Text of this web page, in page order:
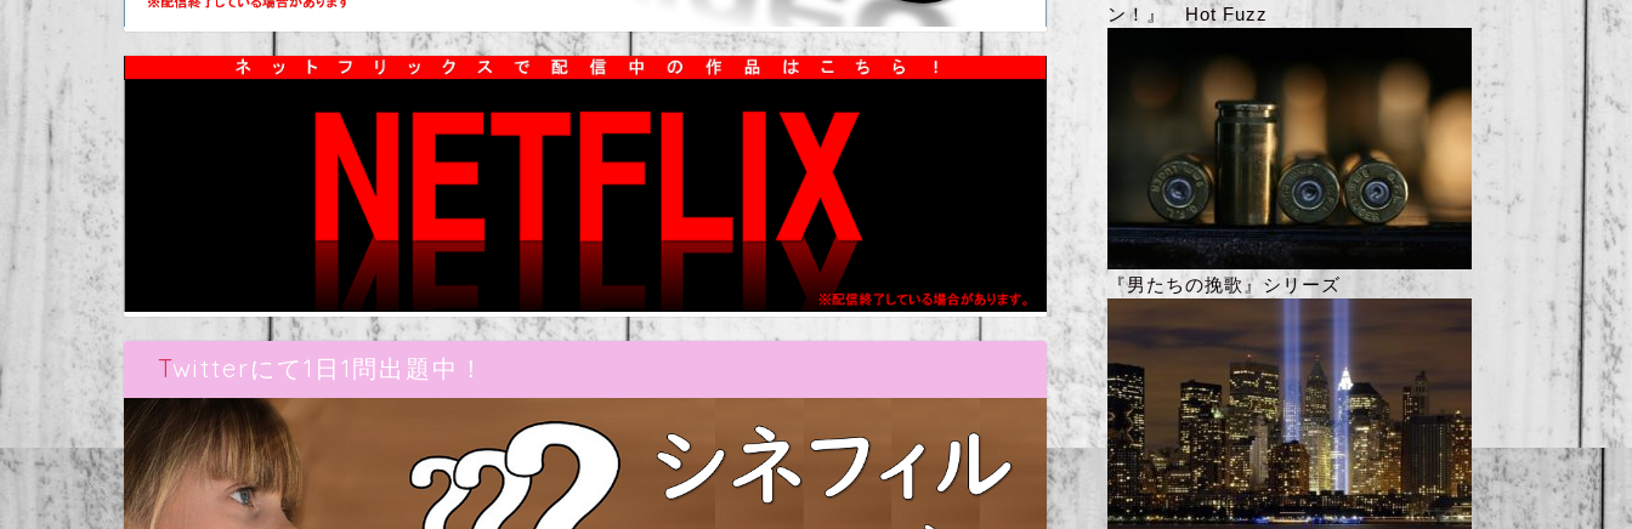
Twitterにて1日1問出題中！
ン！』 Hot Fuzz
『男たちの挽歌』シリーズ